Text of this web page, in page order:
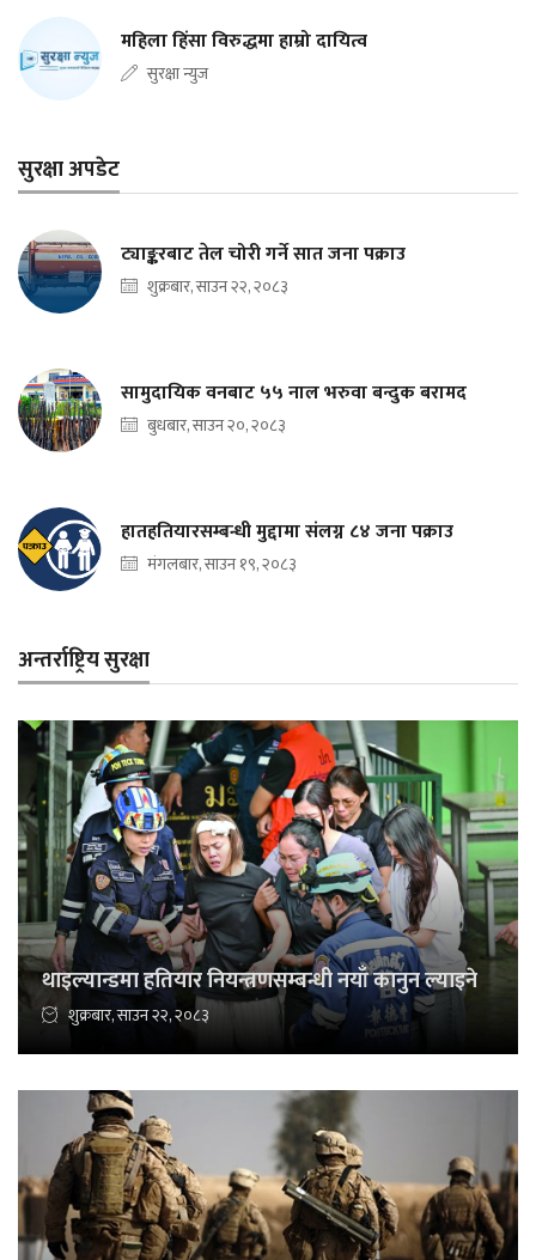
महिला हिंसा विरुद्धमा हाम्रो दायित्व
सुरक्षा न्युज
सुरक्षा अपडेट
ट्याङ्करबाट तेल चोरी गर्ने सात जना पक्राउ
शुक्रबार, साउन २२, २०८३
सामुदायिक वनबाट ५५ नाल भरुवा बन्दुक बरामद
बुधबार, साउन २०, २०८३
हातहतियारसम्बन्धी मुद्दामा संलग्न ८४ जना पक्राउ
मंगलबार, साउन १९, २०८३
अन्तर्राष्ट्रिय सुरक्षा
थाइल्यान्डमा हतियार नियन्त्रणसम्बन्धी नयाँ कानुन ल्याइने
शुक्रबार, साउन २२, २०८३